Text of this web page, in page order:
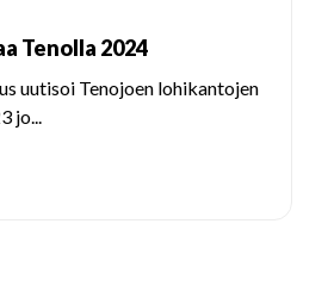
Tenolla 2024
uutisoi Tenojoen lohikantojen
jo...